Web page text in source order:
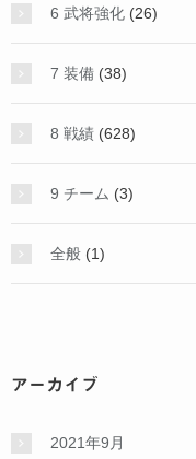
6 武将強化 (26)
7 装備 (38)
8 戦績 (628)
9 チーム (3)
全般 (1)
アーカイブ
2021年9月